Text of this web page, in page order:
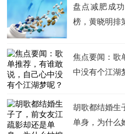
盘点减肥成
榜，黄晓明排
焦点要闻：歌
中没有个江湖
胡歌都结婚生
单身，为什么